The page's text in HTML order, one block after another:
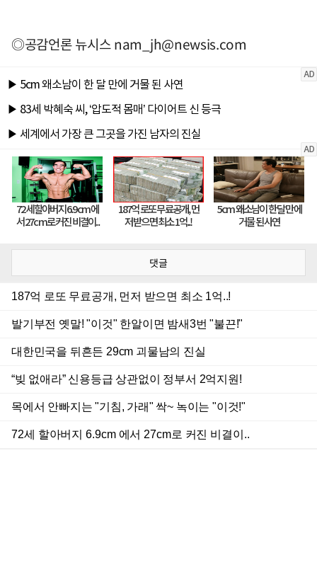
◎공감언론 뉴시스nam_jh@newsis.com
댓글